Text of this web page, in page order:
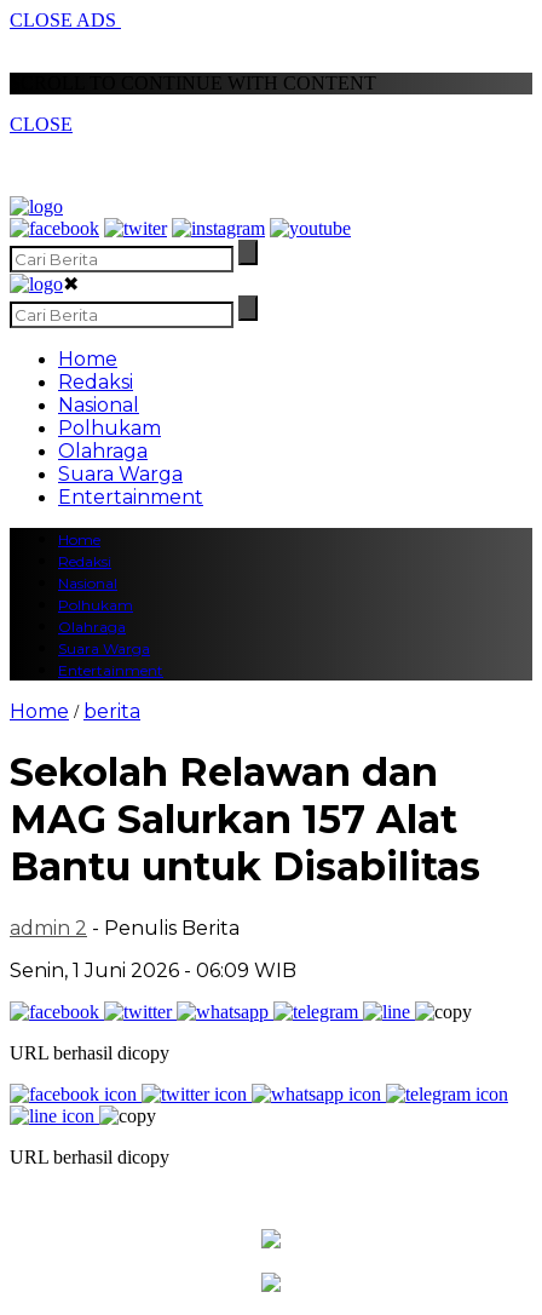
CLOSE ADS
SCROLL TO CONTINUE WITH CONTENT
CLOSE
✖
Home
Redaksi
Nasional
Polhukam
Olahraga
Suara Warga
Entertainment
Home
Redaksi
Nasional
Polhukam
Olahraga
Suara Warga
Entertainment
Home / berita
Sekolah Relawan dan
MAG Salurkan 157 Alat
Bantu untuk Disabilitas
admin 2 - Penulis Berita
Senin, 1 Juni 2026 - 06:09 WIB
URL berhasil dicopy
URL berhasil dicopy